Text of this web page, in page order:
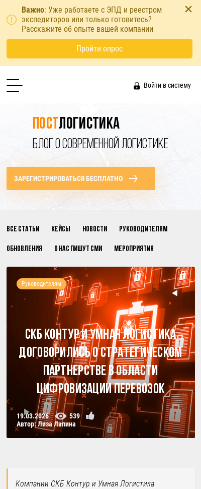
Важно: Уже работаете с ЭПД и реестром
экспедиторов или только готовитесь?
Расскажите об опыте вашей компании
Пройти опрос
Войти в систему
Постлогистика
БЛОГ О СОВРЕМЕННОЙ ЛОГИСТИКЕ
ЗАРЕГИСТРИРОВАТЬСЯ БЕСПЛАТНО
Все статьи Кейсы Новости Руководителям
Обновления О нас пишут СМИ Мероприятия
Руководителям
СКБ Контур и Умная Логистика
договорились о стратегическом
партнерстве в области
цифровизации перевозок
19.03.2026
539
Автор: Лиза Лапина
Компании СКБ Контур и Умная Логистика